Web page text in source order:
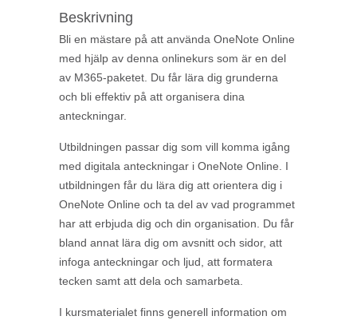
Beskrivning
Bli en mästare på att använda OneNote Online
med hjälp av denna onlinekurs som är en del
av M365-paketet. Du får lära dig grunderna
och bli effektiv på att organisera dina
anteckningar.
Utbildningen passar dig som vill komma igång
med digitala anteckningar i OneNote Online. I
utbildningen får du lära dig att orientera dig i
OneNote Online och ta del av vad programmet
har att erbjuda dig och din organisation. Du får
bland annat lära dig om avsnitt och sidor, att
infoga anteckningar och ljud, att formatera
tecken samt att dela och samarbeta.
I kursmaterialet finns generell information om